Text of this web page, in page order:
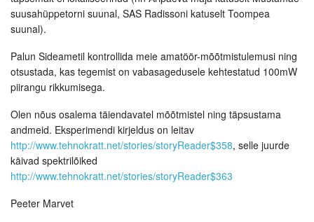
suusahüppetorni suunal, SAS Radissoni katuselt Toompea
suunal).
Palun Sideametil kontrollida meie amatöör-mõõtmistulemusi ning
otsustada, kas tegemist on vabasagedusele kehtestatud 100mW
piirangu rikkumisega.
Olen nõus osalema täiendavatel mõõtmistel ning täpsustama
andmeid. Eksperimendi kirjeldus on leitav
http://www.tehnokratt.net/stories/storyReader$358, selle juurde
käivad spektrilõiked
http://www.tehnokratt.net/stories/storyReader$363
Peeter Marvet